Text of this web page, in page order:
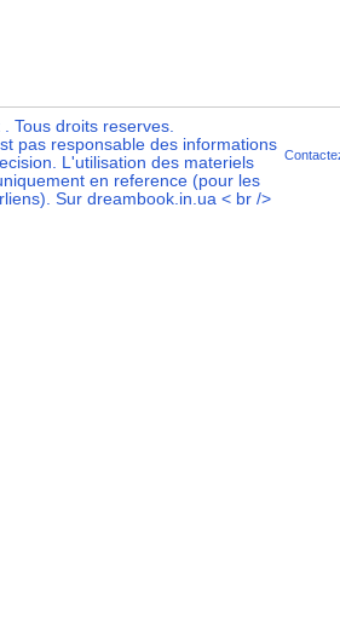
. Tous droits reserves.
pas responsable des informations
L'utilisation des materiels
en reference (pour les
Sur dreambook.in.ua < br />